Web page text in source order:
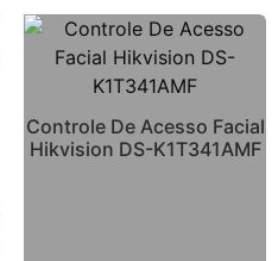
Controle De Acesso Facial
Hikvision DS-K1T341AMF